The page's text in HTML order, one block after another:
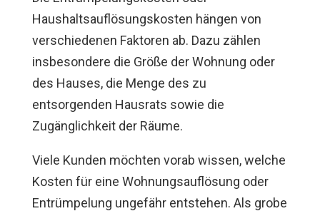
Haushaltsauflösungskosten hängen von
verschiedenen Faktoren ab. Dazu zählen
insbesondere die Größe der Wohnung oder
des Hauses, die Menge des zu
entsorgenden Hausrats sowie die
Zugänglichkeit der Räume.
Viele Kunden möchten vorab wissen, welche
Kosten für eine Wohnungsauflösung oder
Entrümpelung ungefähr entstehen. Als grobe